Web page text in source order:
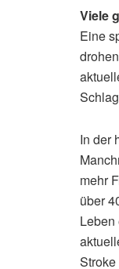
Viele
Eine
In der
mehr
über
Leben